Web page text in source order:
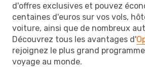
d'offres exclusives et pouvez
centaines d'euros sur vos vols,
voiture, ainsi que de nombreux
Découvrez tous les avantages d'
rejoignez le plus grand
voyage au monde.